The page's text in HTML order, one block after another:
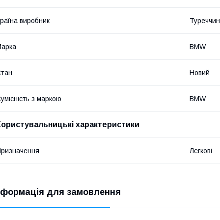
виробник
BMW
Новий
з маркою BMW
характеристики
Легкові
для замовлення